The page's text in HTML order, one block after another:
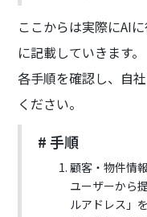
ここからは実際にAI
に記載していきます。
各手順を確認し、自
ください。
# 手順
顧客・物件情
ユーザーから
ルアドレス」